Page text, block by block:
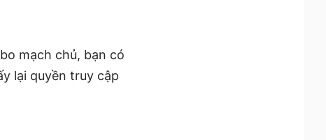
mạch chủ, bạn có
lại quyền truy cập